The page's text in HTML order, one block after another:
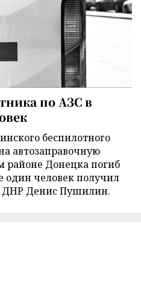
по АЗС в
беспилотного
автозаправочную
районе Донецка погиб
один человек получил
ДНР Денис Пушилин.